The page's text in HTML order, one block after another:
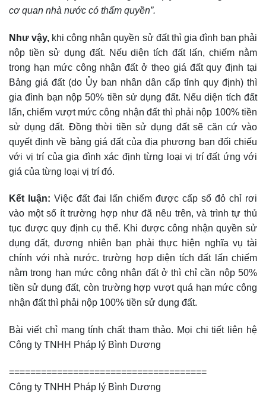
cơ quan nhà nước có thẩm quyền”.
Như vậy, khi công nhận quyền sử đất thì gia đình bạn phải
nộp tiền sử dụng đất. Nếu diện tích đất lấn, chiếm nằm
trong hạn mức công nhận đất ở theo giá đất quy định tại
Bảng giá đất (do Ủy ban nhân dân cấp tỉnh quy định) thì
gia đình bạn nộp 50% tiền sử dụng đất. Nếu diện tích đất
lấn, chiếm vượt mức công nhận đất thì phải nộp 100% tiền
sử dụng đất. Đồng thời tiền sử dụng đất sẽ căn cứ vào
quyết định về bảng giá đất của địa phương bạn đối chiếu
với vị trí của gia đình xác định từng loại vị trí đất ứng với
giá của từng loại vị trí đó.
Kết luận: Việc đất đai lấn chiếm được cấp sổ đỏ chỉ rơi
vào một số ít trường hợp như đã nêu trên, và trình tự thủ
tục được quy định cụ thể. Khi được công nhận quyền sử
dụng đất, đương nhiên bạn phải thực hiện nghĩa vụ tài
chính với nhà nước. trường hợp diện tích đất lấn chiếm
nằm trong hạn mức công nhận đất ở thì chỉ cần nộp 50%
tiền sử dụng đất, còn trường hợp vượt quá hạn mức công
nhận đất thì phải nộp 100% tiền sử dụng đất.
Bài viết chỉ mang tính chất tham thảo. Mọi chi tiết liên hệ
Công ty TNHH Pháp lý Bình Dương
=====================================
Công ty TNHH Pháp lý Bình Dương